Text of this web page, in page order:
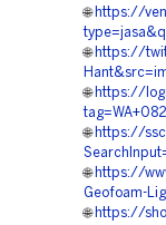
🌐 https://
🌐 https://
🌐 https://
🌐 https://
🌐 https://
Geofoam-
🌐 https://